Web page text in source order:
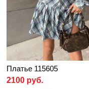
Платье 115605
2100 руб.